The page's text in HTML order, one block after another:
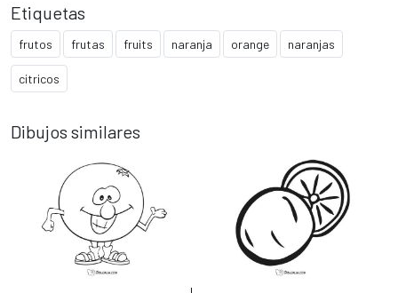
Etiquetas
frutos frutas fruits naranja orange naranjas
citricos
Dibujos similares